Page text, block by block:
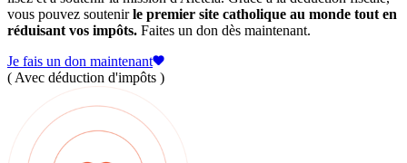
vous pouvez soutenirle premier site catholique au monde tout en
réduisant vos impôts. Faites un don dès maintenant.
Je fais un don maintenant
( Avec déduction d'impôts )